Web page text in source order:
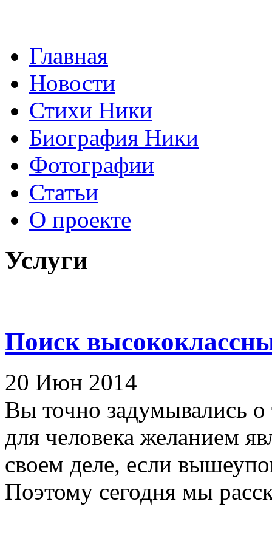
Главная
Новости
Стихи Ники
Биография Ники
Фотографии
Статьи
О проекте
Услуги
Поиск
20 Июн 2014
Вы точно задумывались
для человека желанием
своем деле, если
Поэтому сегодня мы